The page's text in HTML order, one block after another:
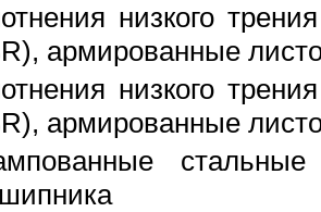
низкого
армированные
низкого
армированные